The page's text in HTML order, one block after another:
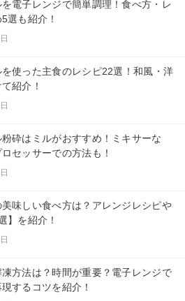
電子レンジで簡単調理！食べ方・レ
選も紹介！
使った主食のレシピ22選！和風・洋
紹介！
砕はミルがおすすめ！ミキサーな
セッサーでの方法も！
味しい食べ方は？アレンジレシピや
】を紹介！
方法は？時間が重要？電子レンジで
するコツを紹介！